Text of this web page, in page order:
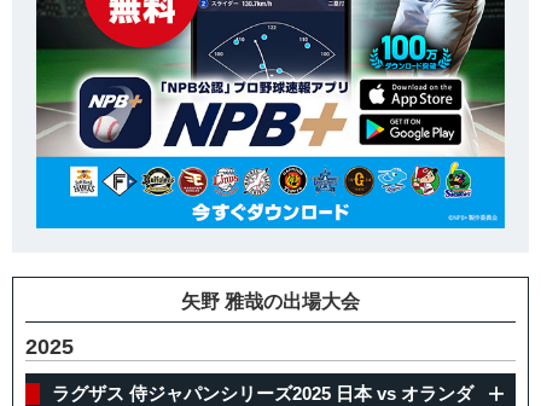
矢野 雅哉の出場大会
2025
ラグザス 侍ジャパンシリーズ2025 日本 vs オランダ